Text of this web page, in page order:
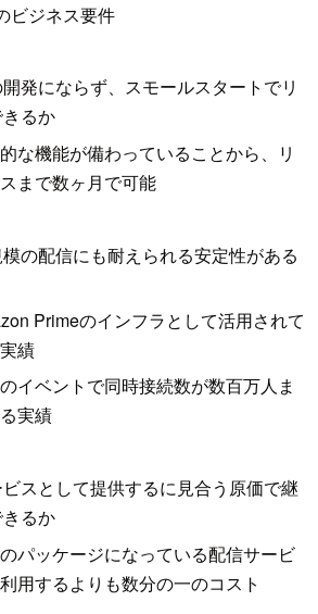
ビジネス要件
発にならず、スモールスタートでリ
るか
な機能が備わっていることから、リ
まで数ヶ月で可能
の配信にも耐えられる安定性がある
Primeのインフラとして活用されて
績
イベントで同時接続数が数百万人ま
実績
スとして提供するに見合う原価で継
るか
パッケージになっている配信サービ
用するよりも数分の一のコスト